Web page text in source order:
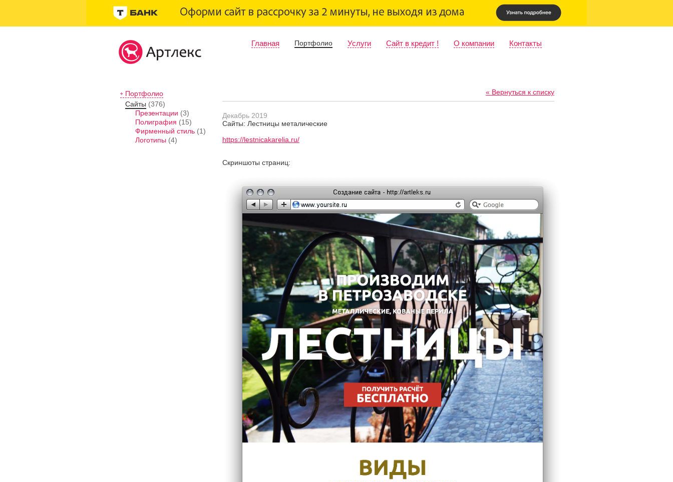
Главная Портфолио Услуги Сайт в кредит ! О компании Контакты
Портфолио
Сайты (376)
Презентации (3)
Полиграфия (15)
Фирменный стиль (1)
Логотипы (4)
« Вернуться к списку
Декабрь 2019
Сайты: Лестницы металические
https://lestnicakarelia.ru/
Скриншоты страниц: